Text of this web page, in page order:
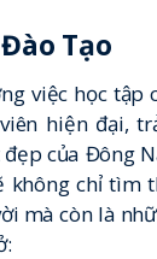
Tạo
việc học tập
hiện đại,
của Đông
không chỉ tìm
mà còn là